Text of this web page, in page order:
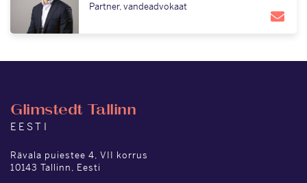
Partner, vandeadvokaat
Glimstedt Tallinn
EESTI
Rävala puiestee 4, VII korrus
10143 Tallinn, Eesti